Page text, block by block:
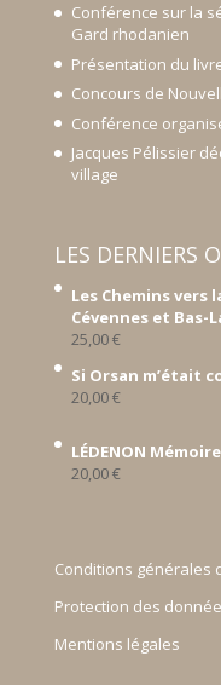
Conférence sur la
Gard rhodanien
Présentation du
Concours de
Conférence
Jacques Pélissier
village
LES DERNIERS
Les Chemins vers
Cévennes et Bas-
25,00€
Si Orsan m’était
20,00€
LÉDENON
20,00€
Conditions générales
Protection des
Mentions légales